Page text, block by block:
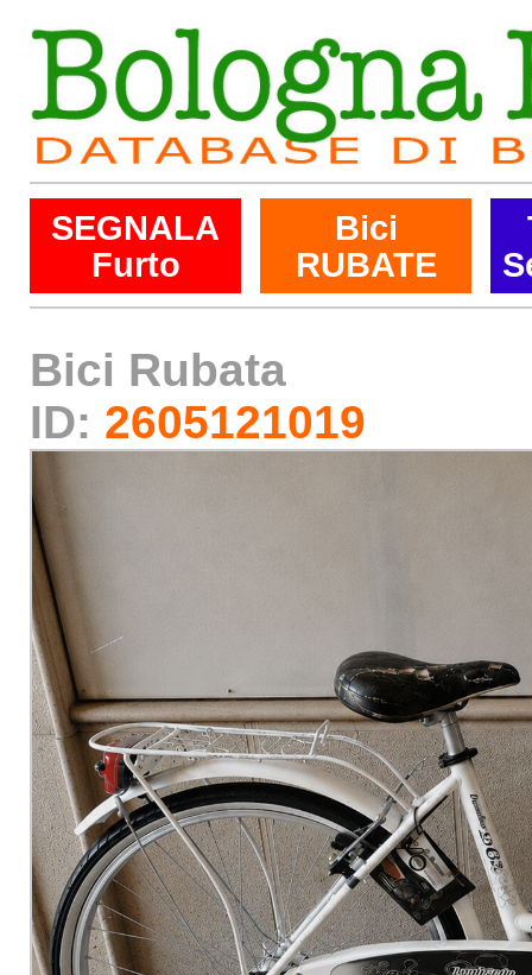
SEGNALA
Furto
Bici
RUBATE
Bici Rubata
ID: 2605121019